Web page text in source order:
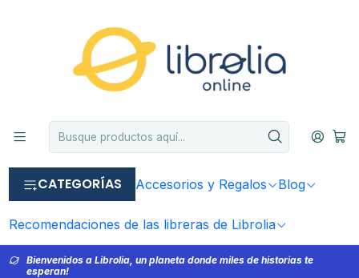
CATEGORÍAS Accesorios y Regalos Blog
Recomendaciones de las libreras de Librolia
Bienvenidos a Librolia, un planeta donde miles de historias te
esperan!